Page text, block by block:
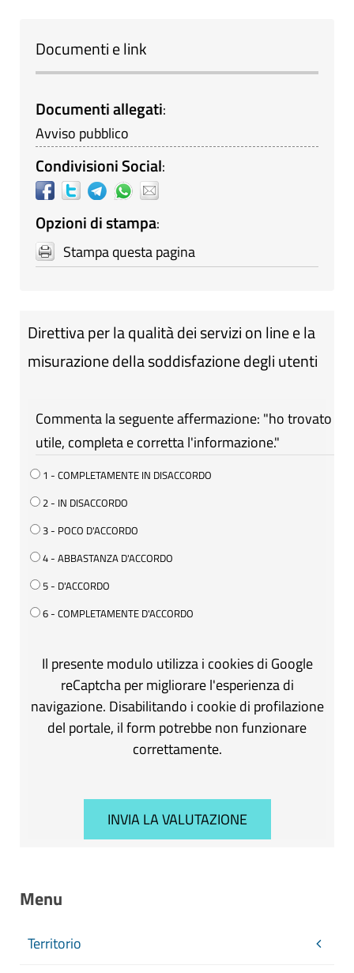
Documenti e link
Documenti allegati:
Avviso pubblico
Condivisioni Social:
Opzioni di stampa:
Stampa questa pagina
Direttiva per la qualità dei servizi on line e la
misurazione della soddisfazione degli utenti
Commenta la seguente affermazione: "ho trovato
utile, completa e corretta l'informazione."
1 - COMPLETAMENTE IN DISACCORDO
2 - IN DISACCORDO
3 - POCO D'ACCORDO
4 - ABBASTANZA D'ACCORDO
5 - D'ACCORDO
6 - COMPLETAMENTE D'ACCORDO
Il presente modulo utilizza i cookies di Google
reCaptcha per migliorare l'esperienza di
navigazione. Disabilitando i cookie di profilazione
del portale, il form potrebbe non funzionare
correttamente.
Menu
Territorio